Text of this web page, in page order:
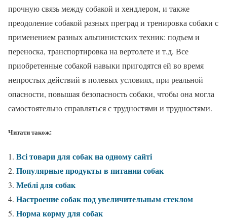
прочную связь между собакой и хендлером, и также
преодоление собакой разных преград и тренировка собаки с
применением разных альпинистских техник: подъем и
переноска, транспортировка на вертолете и т.д. Все
приобретенные собакой навыки пригодятся ей во время
непростых действий в полевых условиях, при реальной
опасности, повышая безопасность собаки, чтобы она могла
самостоятельно справляться с трудностями и трудностями.
Читати також:
Всі товари для собак на одному сайті
Популярные продукты в питании собак
Меблі для собак
Настроение собак под увеличительным стеклом
Норма корму для собак